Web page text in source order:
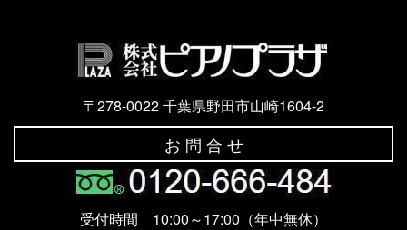
〒278-0022 千葉県野田市山崎1604-2
お 問 合 せ
受付時間 10:00～17:00（年中無休）